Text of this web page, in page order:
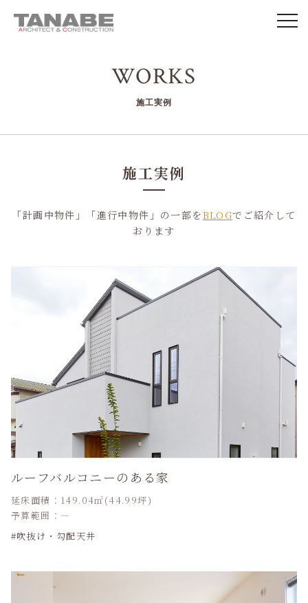
WORKS
施工実例
施工実例
「計画中物件」「進行中物件」の一部をBLOGでご紹介して
おります
ルーフバルコニーのある家
延床面積：149.04㎡(44.99坪)
予算範囲：―
吹抜け・勾配天井